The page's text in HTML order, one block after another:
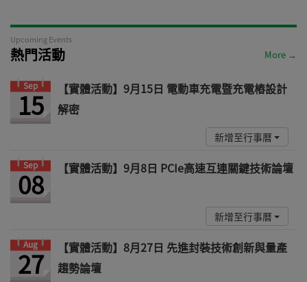
Upcoming Events
熱門活動 More →
Sep
15
【實體活動】9月15日 電動車充電暨充電樁設計
解密
新增至行事曆
Sep
08 【實體活動】9月8日 PCIe高速互連關鍵技術論壇
新增至行事曆
Aug
27
【實體活動】8月27日 先進封裝技術創新與量產
趨勢論壇